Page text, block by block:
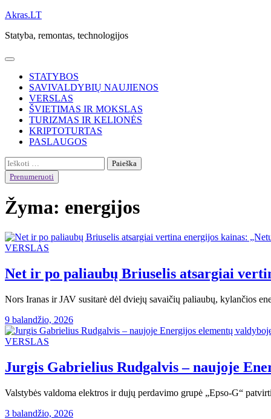
Skip
content
Akras.LT
Statyba, remontas, technologijos
STATYBOS
SAVIVALDYBIŲ NAUJIENOS
VERSLAS
ŠVIETIMAS IR MOKSLAS
TURIZMAS IR KELIONĖS
KRIPTOTURTAS
PASLAUGOS
Ieškoti:
Prenumeruoti
Žyma: energijos
VERSLAS
Net ir po paliaubų Briuselis atsargiai
Nors Iranas ir JAV susitarė dėl dviejų savaičių paliaubų, kylančios
9 balandžio, 2026
VERSLAS
Jurgis Gabrielius Rudgalvis – naujoje
Valstybės valdoma elektros ir dujų perdavimo grupė „Epso-G“
3 balandžio, 2026